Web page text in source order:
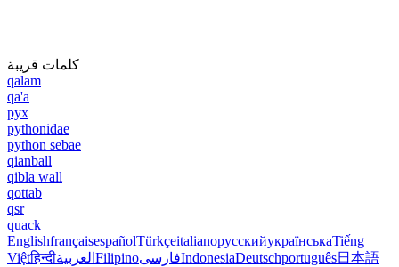
كلمات قريبة
qalam
qa'a
pyx
pythonidae
python sebae
qianball
qibla wall
qottab
qsr
quack
EnglishfrançaisespañolTürkçeitalianoрусскийукраїнськаTiếng
Việtहिन्दीالعربية FilipinoفارسیIndonesiaDeutschportuguês日本語